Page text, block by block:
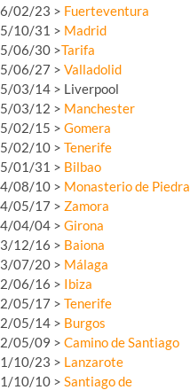
02/23 > Fuerteventura
10/31 > Madrid
06/30 >Tarifa
06/27 > Valladolid
03/14 > Liverpool
03/12 > Manchester
02/15 > Gomera
02/10 > Tenerife
01/31 > Bilbao
08/10 > Monasterio de Piedra
05/17 > Zamora
04/04 > Girona
12/16 > Baiona
07/20 > Málaga
06/16 > Ibiza
05/17 > Tenerife
05/14 > Burgos
05/09 > Camino de Santiago
10/23 > Lanzarote
10/10 > Santiago de